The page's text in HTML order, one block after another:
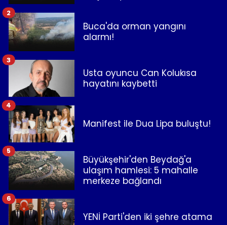
Buca'da orman yangını
alarmı!
2
Usta oyuncu Can Kolukısa
hayatını kaybetti
3
Manifest ile Dua Lipa buluştu!
4
Büyükşehir'den Beydağ'a
ulaşım hamlesi: 5 mahalle
merkeze bağlandı
5
YENİ Parti'den iki şehre atama
6